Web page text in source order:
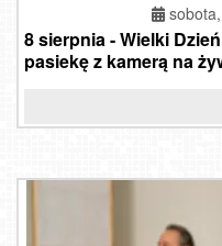
sobota,
8 sierpnia - Wielki
pasiekę z kamerą na